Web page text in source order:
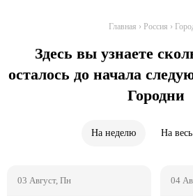
Главная › Россия ›
Здесь вы узнаете
осталось до начала
Городни
На неделю На